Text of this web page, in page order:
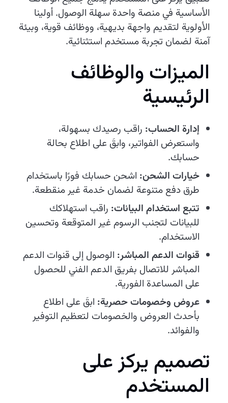
الأساسية في منصة واحدة سهلة الوصول. أولينا
الأولوية لتقديم واجهة بديهية، ووظائف قوية، وبيئة
آمنة لضمان تجربة مستخدم استثنائية.
الميزات والوظائف
الرئيسية
إدارة الحساب: راقب رصيدك بسهولة،
واستعرض الفواتير، وابقَ على اطلاع بحالة
حسابك.
خيارات الشحن: اشحن حسابك فورًا باستخدام
طرق دفع متنوعة لضمان خدمة غير منقطعة.
تتبع استخدام البيانات: راقب استهلاكك
للبيانات لتجنب الرسوم غير المتوقعة وتحسين
الاستخدام.
قنوات الدعم المباشر: الوصول إلى قنوات الدعم
المباشر للاتصال بفريق الدعم الفني للحصول
على المساعدة الفورية.
عروض وخصومات حصرية: ابقَ على اطلاع
بأحدث العروض والخصومات لتعظيم التوفير
والفوائد.
تصميم يركز على
المستخدم